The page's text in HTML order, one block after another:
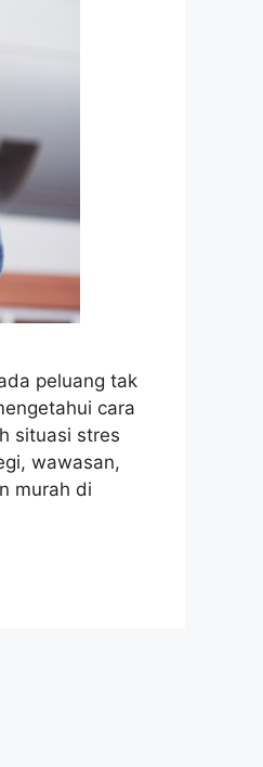
peluang tak
cara
situasi stres
wawasan,
murah di